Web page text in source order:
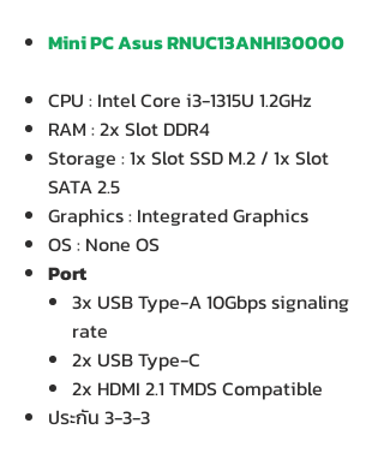
Mini PC Asus RNUC13ANHI30000
CPU : Intel Core i3-1315U 1.2GHz
RAM : 2x Slot DDR4
Storage : 1x Slot SSD M.2 / 1x Slot
SATA 2.5
Graphics : Integrated Graphics
OS : None OS
Port
3x USB Type-A 10Gbps signaling
rate
2x USB Type-C
2x HDMI 2.1 TMDS Compatible
ประกัน 3-3-3